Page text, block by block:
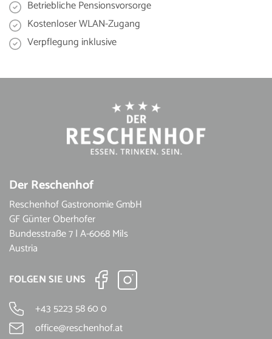
Betriebliche Pensionsvorsorge
Kostenloser WLAN-Zugang
Verpflegung inklusive
Der Reschenhof
Reschenhof Gastronomie GmbH
GF Günter Oberhofer
Bundesstraße 7 | A-6068 Mils
Austria
FOLGEN SIE UNS
+43 5223 58 60 0
office@reschenhof.at